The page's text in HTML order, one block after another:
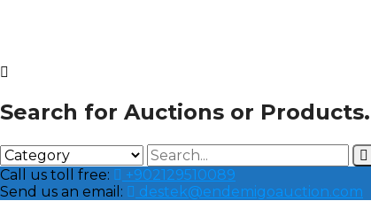
Search for Auctions or
Call us toll free:
+902129510089
Send us an email:
destek@endemigoauction.com